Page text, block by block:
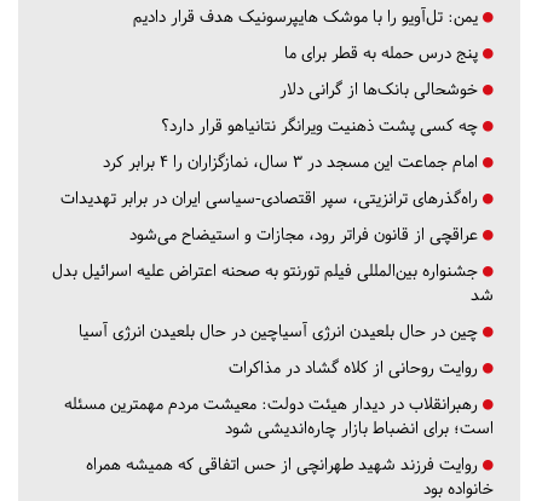
یمن: تل‌آویو را با موشک هایپرسونیک هدف قرار دادیم
پنج درس‌ حمله به قطر برای ما
خوشحالی بانک‌ها از گرانی دلار
چه کسی پشت ذهنیت ویرانگر نتانیاهو قرار دارد؟
امام جماعت این مسجد در ۳ سال، نمازگزاران را ۴ برابر کرد
راه‌گذرهای ترانزیتی، سپر اقتصادی-سیاسی ایران در برابر تهدیدات
عراقچی از قانون فراتر رود، مجازات و استیضاح می‌شود
جشنواره بین‌المللی فیلم تورنتو به صحنه اعتراض علیه اسرائیل بدل
شد
چین در حال بلعیدن انرژی آسیاچین در حال بلعیدن انرژی آسیا
روایت روحانی از کلاه گشاد در مذاکرات
رهبرانقلاب در دیدار هیئت دولت: معیشت مردم مهمترین مسئله
است؛ برای انضباط بازار چاره‌اندیشی شود
روایت فرزند شهید طهرانچی از حس اتفاقی که همیشه همراه
خانواده بود